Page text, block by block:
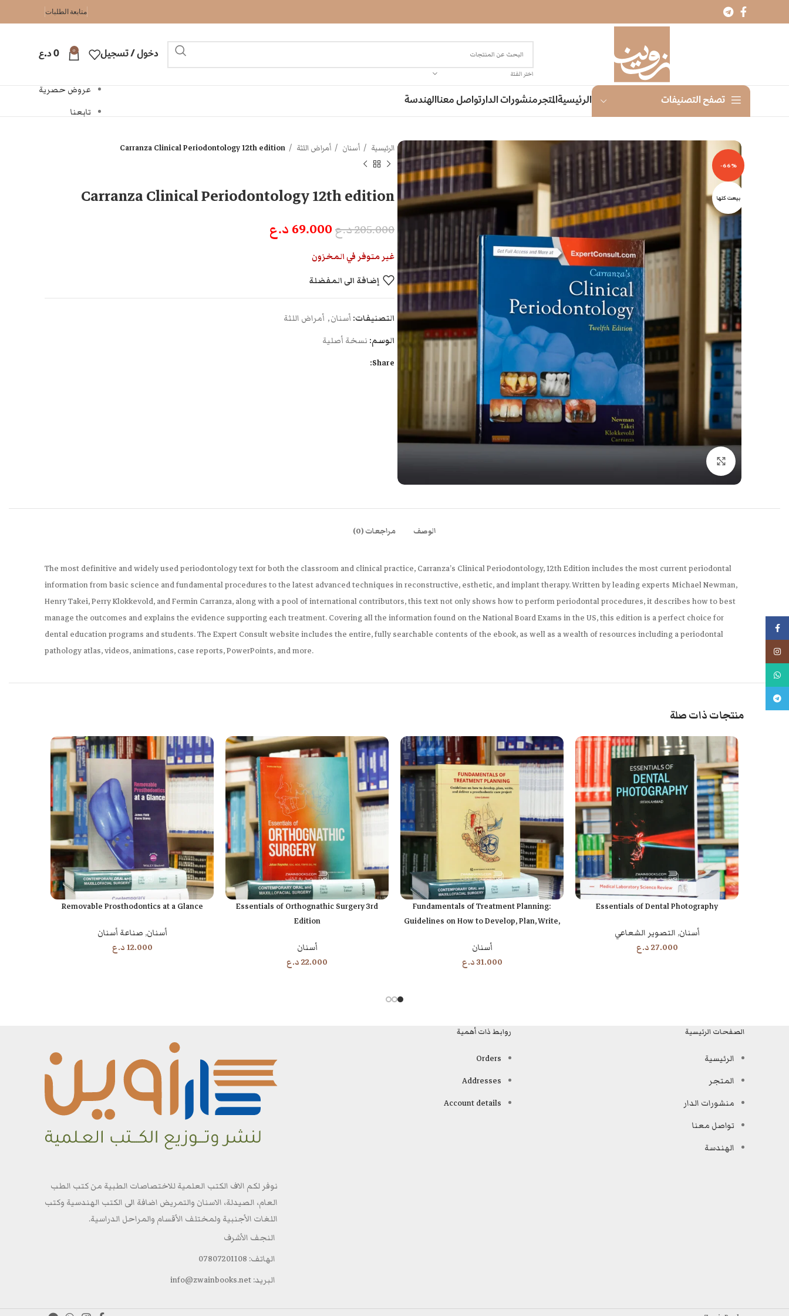
متابعة الطلبات
اختر الفئة
دخول / تسجيل 0
0د.ع
تصفح التصنيفات الرئيسيةالمتجرمنشورات الدارتواصل معناالهندسة
عروض حصرية
تابعنا
-66%
بيعت كلها
الرئيسية أسنان أمراض اللثة Carranza Clinical Periodontology 12th edition
Carranza Clinical Periodontology 12th edition
205.000د.ع69.000 د.ع
غير متوفر في المخزون
إضافة الى المفضلة
التصنيفات: أسنان, أمراض اللثة
الوسم: نسخة أصلية
Share:
الوصف مراجعات (0)
The most definitive and widely used periodontology text for both the classroom and clinical practice, Carranza’s Clinical Periodontology, 12th Edition includes the most current periodontal
information from basic science and fundamental procedures to the latest advanced techniques in reconstructive, esthetic, and implant therapy. Written by leading experts Michael Newman,
Henry Takei, Perry Klokkevold, and Fermin Carranza, along with a pool of international contributors, this text not only shows how to perform periodontal procedures, it describes how to best
manage the outcomes and explains the evidence supporting each treatment. Covering all the information found on the National Board Exams in the US, this edition is a perfect choice for
dental education programs and students. The Expert Consult website includes the entire, fully searchable contents of the ebook, as well as a wealth of resources including a periodontal
pathology atlas, videos, animations, case reports, PowerPoints, and more.
منتجات ذات صلة
إضافة إلى السلة
Essentials of Dental Photography
أسنان, التصوير الشعاعي
27.000د.ع
إضافة إلى السلة
Fundamentals of Treatment Planning:
Guidelines on How to Develop, Plan, Write,
أسنان
31.000د.ع
إضافة إلى السلة
Essentials of Orthognathic Surgery 3rd
Edition
أسنان
22.000د.ع
إضافة إلى السلة
Removable Prosthodontics at a Glance
أسنان, صناعة أسنان
12.000د.ع
الصفحات الرئيسية
الرئيسية
المتجر
منشورات الدار
تواصل معنا
الهندسة
روابط ذات أهمية
Orders
Addresses
Account details
نوفر لكم الاف الكتب العلمية للاختصاصات الطبية من كتب الطب
العام، الصيدلة، الاسنان والتمريض اضافة الى الكتب الهندسية وكتب
اللغات الأجنبية ولمختلف الأقسام والمراحل الدراسية.
النجف الأشرف
الهاتف: 07807201108
البريد: info@zwainbooks.net